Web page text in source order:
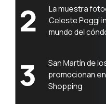
2
La muestra
Celeste Poggi
mundo del
3
San Martín de
promocionan
Shopping